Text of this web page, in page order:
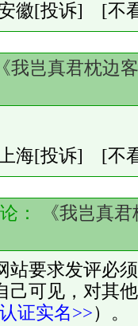
徽[投诉] [不
《我岂真君枕边
海[投诉] [不
：
《我岂真
站要求发评必
己可见，对其
证实名>>）。